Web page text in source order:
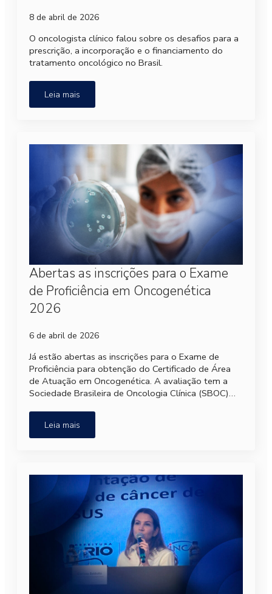
8 de abril de 2026
O oncologista clínico falou sobre os desafios para a
prescrição, a incorporação e o financiamento do
tratamento oncológico no Brasil.
Leia mais
Abertas as inscrições para o Exame
de Proficiência em Oncogenética
2026
6 de abril de 2026
Já estão abertas as inscrições para o Exame de
Proficiência para obtenção do Certificado de Área
de Atuação em Oncogenética. A avaliação tem a
Sociedade Brasileira de Oncologia Clínica (SBOC)…
Leia mais